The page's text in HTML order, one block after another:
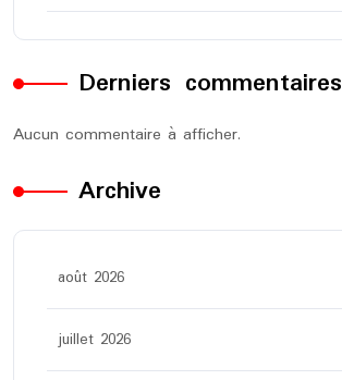
Derniers commentaires
Aucun commentaire à afficher.
Archive
août 2026
juillet 2026